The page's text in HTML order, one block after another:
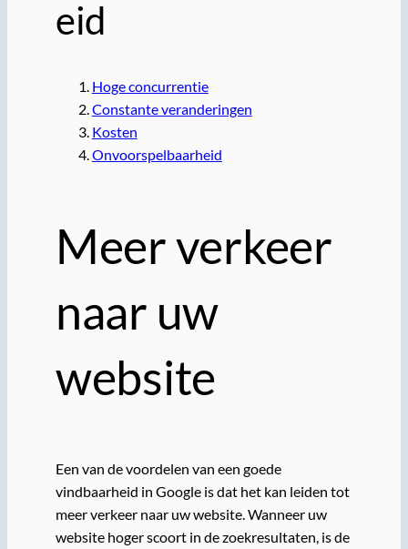
eid
Hoge concurrentie
Constante veranderingen
Kosten
Onvoorspelbaarheid
Meer verkeer
naar uw
website
Een van de voordelen van een goede
vindbaarheid in Google is dat het kan leiden tot
meer verkeer naar uw website. Wanneer uw
website hoger scoort in de zoekresultaten, is de